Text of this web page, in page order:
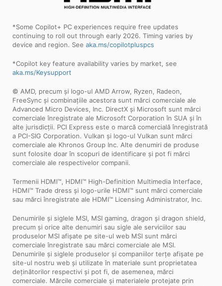
*Some Copilot+ PC experiences require free updates
continuing to roll out through early 2026. Timing varies by
device and region. See aka.ms/copilotpluspcs
*Copilot key feature availability varies by market, see
aka.ms/Keysupport
© AMD, precum și logo-ul AMD Arrow, Ryzen, Radeon,
FreeSync și combinațiile acestora sunt mărci comerciale ale
Advanced Micro Devices, Inc. DirectX și Microsoft sunt mărci
comerciale înregistrate ale Microsoft Corporation în SUA și în
alte jurisdicții. PCI Express este o marcă comercială înregistrată
a PCI-SIG Corporation. Vulkan și logo-ul Vulkan sunt mărci
comerciale ale Khronos Group Inc. Alte denumiri de produse
sunt folosite doar în scopuri de identificare și pot fi mărci
comerciale ale respectivelor companii.
Termenii HDMI™, HDMI™ High-Definition Multimedia Interface,
HDMI™ Trade dress și logo-urile HDMI™ sunt mărci comerciale
sau mărci înregistrate ale HDMI™ Licensing Administrator, Inc.
Denumirile și siglele MSI, MSI gaming, dragon și dragon shield,
precum și orice alte denumiri sau sigle ale serviciilor sau
produselor MSI afișate pe site-ul web MSI sunt mărci
comerciale înregistrate sau mărci comerciale ale MSI.
Denumirile și siglele produselor și companiilor terțe afișate pe
site-ul nostru web și utilizate în materiale sunt proprietatea
deținătorilor respectivi și pot fi, de asemenea, mărci
comerciale. Mărcile comerciale și materialele protejate prin